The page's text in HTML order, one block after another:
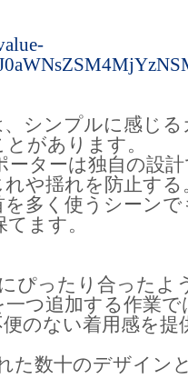
シンプルに感じ
があります。
ーターは独自の設
れや揺れを防止す
多く使うシーン
ます。
ぴったり合ったよ
つ追加する作業
のない着用感を
た数十のデザイン